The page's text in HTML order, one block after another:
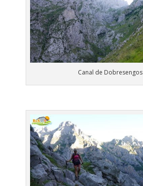
Canal de Dobresengos